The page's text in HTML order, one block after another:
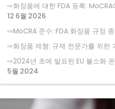
화장품에 대한 FDA 등록:
12 6월 2026
MoCRA 준수: FDA 화장품 규정
화장품 제형: 규제 전문가를 위한
2024년 초에 발표된 EU 불소화
5월 2024